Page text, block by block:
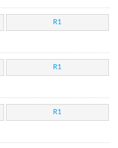
R1
R1
R1